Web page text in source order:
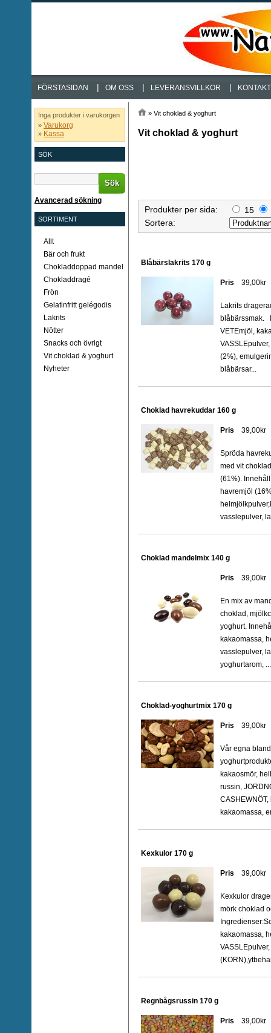
FÖRSTASIDAN | OM OSS | LEVERANSVILLKOR | KONTAKT
Inga produkter i varukorgen
» Varukorg
» Kassa
SÖK
Sök
Avancerad sökning
SORTIMENT
Allt
Bär och frukt
Chokladdoppad mandel
Chokladdragé
Frön
Gelatinfritt gelégodis
Lakrits
Nötter
Snacks och övrigt
Vit choklad & yoghurt
Nyheter
» Vit choklad & yoghurt
Vit choklad & yoghurt
Produkter per sida: 15
Sortera:
Blåbärslakrits 170 g
Pris 39,00kr
Lakrits
blåbärssmak.
VETEmjöl,
(2%),
blåbärsar...
Choklad havrekuddar 160 g
Pris 39,00kr
Spröda
med vit
(61%).
havremjöl
vasslepulver,
Choklad mandelmix 140 g
Pris 39,00kr
En mix av
choklad,
yoghurt.
kakaomassa,
vasslepulver,
yoghurtarom, ...
Choklad-yoghurtmix 170 g
Pris 39,00kr
Vår egna
kakaosmör,
russin,
kakaomassa,
Kexkulor 170 g
Pris 39,00kr
Kexkulor
mörk choklad
kakaomassa,
Regnbågsrussin 170 g
Pris 39,00kr